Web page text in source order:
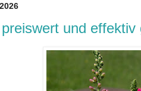
und